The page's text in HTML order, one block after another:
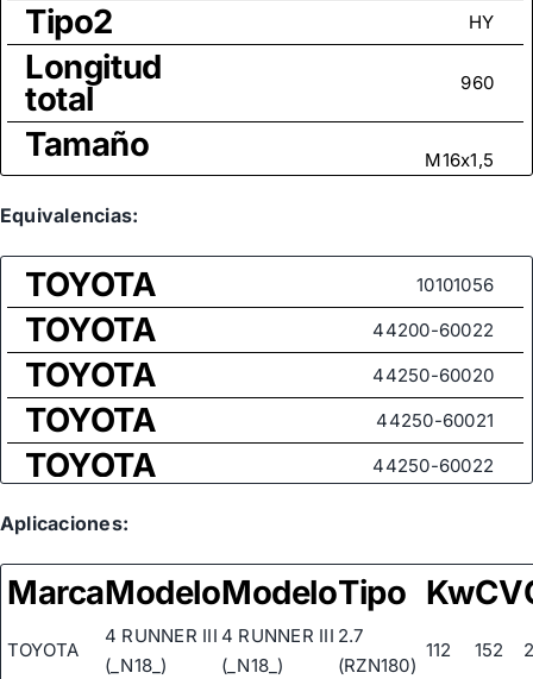
Tipo2 HY
Longitud
total 960
Tamaño
rosca M16x1,5
Medida
de rosca
(rótula
axial)
Equivalencias:
TOYOTA 10101056
TOYOTA 44200-60022
TOYOTA 44250-60020
TOYOTA 44250-60021
TOYOTA 44250-60022
TOYOTA
Aplicaciones:
MarcaModeloModeloTipo KwCV
TOYOTA
4 RUNNER III
(_N18_)
4 RUNNER III
(_N18_)
2.7
(RZN180)
112 152